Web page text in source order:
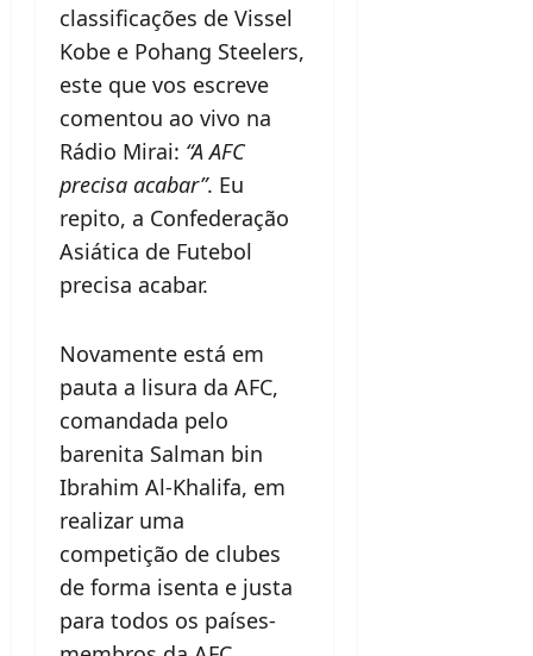
classificações de Vissel
Kobe e Pohang Steelers,
este que vos escreve
comentou ao vivo na
Rádio Mirai: “A AFC
precisa acabar”. Eu
repito, a Confederação
Asiática de Futebol
precisa acabar.
Novamente está em
pauta a lisura da AFC,
comandada pelo
barenita Salman bin
Ibrahim Al-Khalifa, em
realizar uma
competição de clubes
de forma isenta e justa
para todos os países-